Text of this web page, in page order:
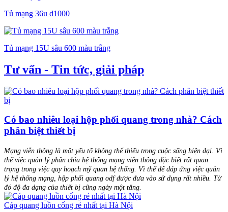
Tủ mạng 36u d1000
Tủ mạng 15U sâu 600 màu trắng
Tư vấn - Tin tức, giải pháp
Có bao nhiêu loại hộp phối quang trong nhà? Cách
phân biệt thiết bị
Mạng viễn thông là một yếu tố không thể thiếu trong cuộc sống hiện đại. Vì
thế việc quản lý phân chia hệ thống mạng viễn thông đặc biệt rất quan
trọng trong việc quy hoạch mỹ quan hệ thống. Vì thế để đáp ứng việc quản
lý hệ thống mạng, hộp phối quang odf được đưa vào sử dụng rất nhiều. Từ
đó độ đa dạng của thiết bị cũng ngày một tăng.
Cáp quang luồn cống rẻ nhất tại Hà Nội